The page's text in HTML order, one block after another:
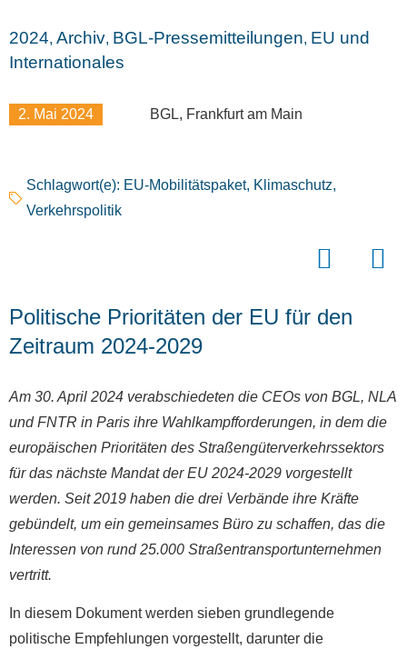
2024, Archiv, BGL-Pressemitteilungen, EU und
Internationales
2. Mai 2024 BGL, Frankfurt am Main
Schlagwort(e): EU-Mobilitätspaket, Klimaschutz,
Verkehrspolitik
Politische Prioritäten der EU für den
Zeitraum 2024-2029
Am 30. April 2024 verabschiedeten die CEOs von BGL, NLA
und FNTR in Paris ihre Wahlkampfforderungen, in dem die
europäischen Prioritäten des Straßengüterverkehrssektors
für das nächste Mandat der EU 2024-2029 vorgestellt
werden. Seit 2019 haben die drei Verbände ihre Kräfte
gebündelt, um ein gemeinsames Büro zu schaffen, das die
Interessen von rund 25.000 Straßentransportunternehmen
vertritt.
In diesem Dokument werden sieben grundlegende
politische Empfehlungen vorgestellt, darunter die